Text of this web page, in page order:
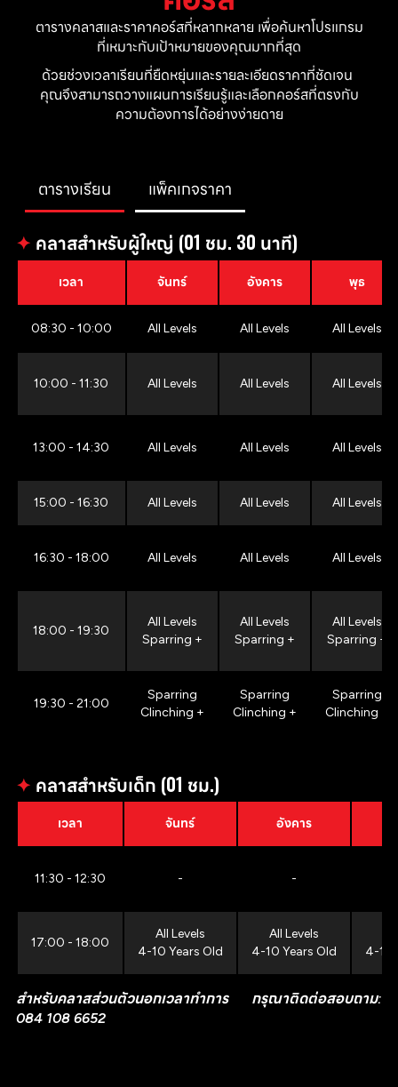
ตารางคลาสและราคาคอร์สที่หลากหลาย เพื่อค้นหาโปรแกรม
ที่เหมาะกับเป้าหมายของคุณมากที่สุด
ด้วยช่วงเวลาเรียนที่ยืดหยุ่นและรายละเอียดราคาที่ชัดเจน
คุณจึงสามารถวางแผนการเรียนรู้และเลือกคอร์สที่ตรงกับ
ความต้องการได้อย่างง่ายดาย
ตารางเรียน แพ็คเกจราคา
✦ คลาสสำหรับผู้ใหญ่ (01 ชม. 30 นาที)
เวลา จันทร์ อังคาร พุธ
08:30 - 10:00 All Levels All Levels All Levels
10:00 - 11:30 All Levels All Levels All Levels
13:00 - 14:30 All Levels All Levels All Levels
15:00 - 16:30 All Levels All Levels All Levels
16:30 - 18:00 All Levels All Levels All Levels
18:00 - 19:30
All Levels
Sparring +
All Levels
Sparring +
All Levels
Sparring +
19:30 - 21:00
Sparring
Clinching +
Sparring
Clinching +
Sparring
Clinching +
✦ คลาสสำหรับเด็ก (01 ชม.)
เวลา จันทร์ อังคาร
11:30 - 12:30 - -
17:00 - 18:00
All Levels
4-10 Years Old
All Levels
4-10 Years Old
4-10
สำหรับคลาสส่วนตัวนอกเวลาทำการ กรุณาติดต่อสอบถาม:
084 108 6652